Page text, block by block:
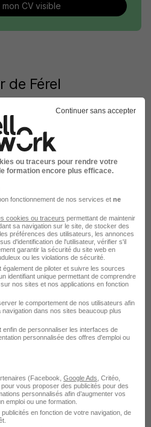
CV visible
de Férel
par Ville
Continuer sans accepter
ou traceurs pour rendre votre
formation encore plus efficace.
fonctionnement de nos services et ne
cookies ou traceurs permettant de maintenir
sa navigation sur le site, de stocker des
préférences des utilisateurs, les annonces
d'identification de l'utilisateur, vérifier s'il
garantir la sécurité du site web en
ou les violations de sécurité.
de piloter et suivre les sources
identifiant unique permettant de comprendre
nos sites et nos applications en fonction
le comportement de nos utilisateurs afin
dans nos sites beaucoup plus
de personnaliser les interfaces de
personnalisée des offres d'emploi ou
(Facebook, Google Ads , Critéo,
vous proposer des publicités pour des
personnalisés afin d’augmenter vos
emploi ou une formation.
en fonction de votre navigation, de